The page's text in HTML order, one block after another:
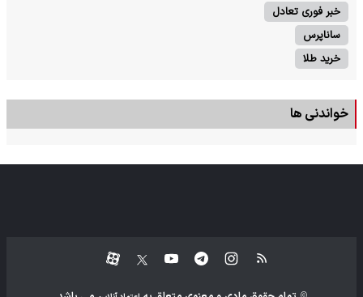
خبر فوری تعادل
ساناپرس
خرید طلا
خواندنی ها